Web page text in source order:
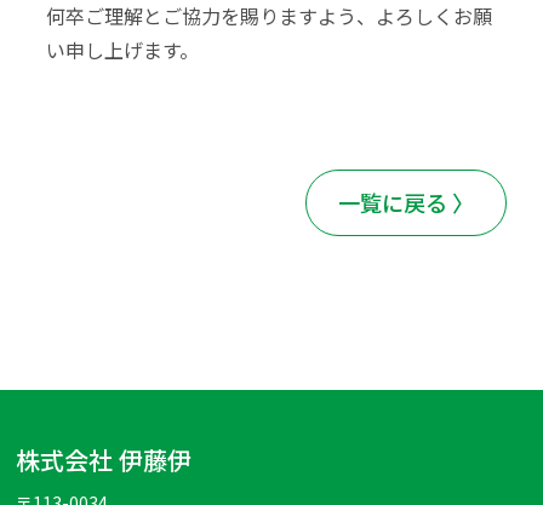
何卒ご理解とご協力を賜りますよう、よろしくお願
い申し上げます。
一覧に戻る 〉
株式会社 伊藤伊